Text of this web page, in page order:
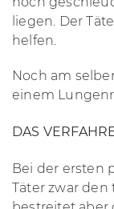
liegen. Der
helfen.
Noch am
einem
DAS
Bei der ersten
Täter zwar den